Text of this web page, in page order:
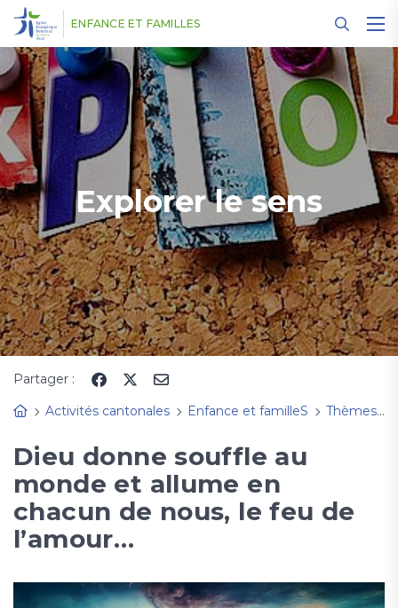
ENFANCE ET FAMILLES
Explorer le sens
Partager :
Activités cantonales
Enfance et familleS Thèmes, fêtes à découvrir
Dieu donne souffle au
monde et allume en
chacun de nous, le feu de
l’amour…
Panneau de gestion des cookies